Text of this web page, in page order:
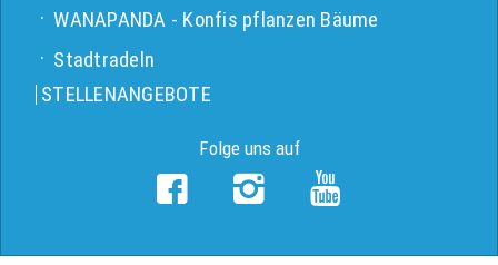
WANAPANDA - Konfis pflanzen Bäume
Stadtradeln
STELLENANGEBOTE
Folge uns auf